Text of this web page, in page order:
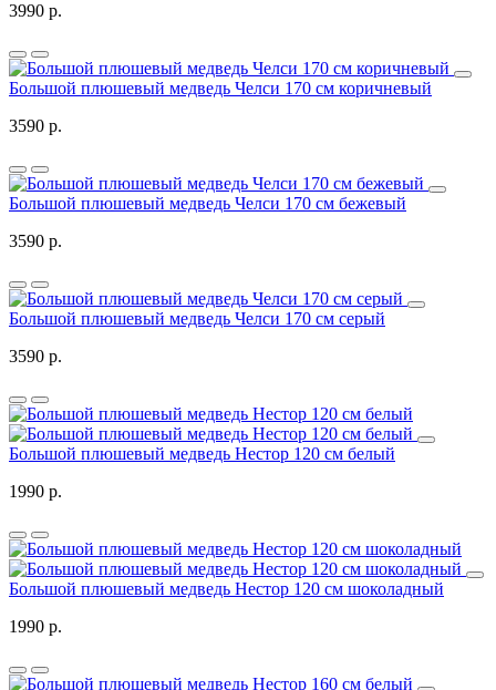
3990 р.
Большой плюшевый медведь Челси 170 см коричневый
3590 р.
Большой плюшевый медведь Челси 170 см бежевый
3590 р.
Большой плюшевый медведь Челси 170 см серый
3590 р.
Большой плюшевый медведь Нестор 120 см белый
1990 р.
Большой плюшевый медведь Нестор 120 см шоколадный
1990 р.